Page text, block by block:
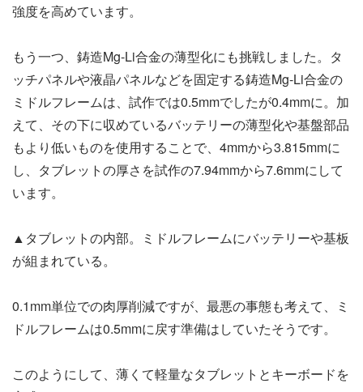
強度を高めています。
もう一つ、鋳造Mg-Li合金の薄型化にも挑戦しました。タ
ッチパネルや液晶パネルなどを固定する鋳造Mg-Li合金の
ミドルフレームは、試作では0.5mmでしたが0.4mmに。加
えて、その下に収めているバッテリーの薄型化や基盤部品
もより低いものを使用することで、4mmから3.815mmに
し、タブレットの厚さを試作の7.94mmから7.6mmにして
います。
▲タブレットの内部。ミドルフレームにバッテリーや基板
が組まれている。
0.1mm単位での肉厚削減ですが、最悪の事態も考えて、ミ
ドルフレームは0.5mmに戻す準備はしていたそうです。
このようにして、薄くて軽量なタブレットとキーボードを